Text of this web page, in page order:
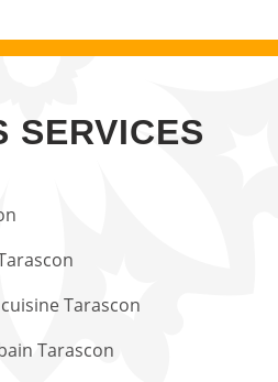
SERVICES
Tarascon
Tarascon